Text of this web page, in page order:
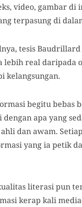
video, gambar di
terpasung di
tesis
lebih real daripada
kelangsungan.
begitu bebas
apa yang
dan awam.
yang ia petik
literasi pun
kerap kali